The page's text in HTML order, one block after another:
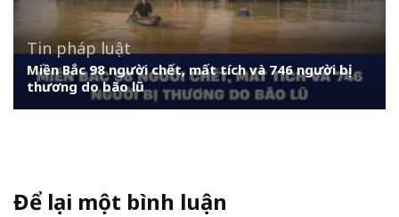
Tin pháp luật
Miền Bắc 98 người chết, mất tích và 746 người bị
thương do bão lũ
Để lại một bình luận